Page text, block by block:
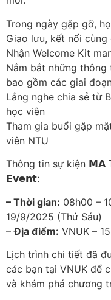
Trong ngày gặp gỡ,
Giao lưu, kết nối
Nhận Welcome Kit
Nắm bắt những
bao gồm các giai
Lắng nghe chia sẻ từ
học viên
Tham gia buổi gặp
viên NTU
Thông tin sự kiện
𝗘𝘃𝗲𝗻𝘁:
– Thời gian: 08h00 –
19/9/2025 (Thứ Sáu)
–Địa điểm: VNUK –
Lịch trình chi tiết đã
các bạn tại VNUK để
và khám phá chương